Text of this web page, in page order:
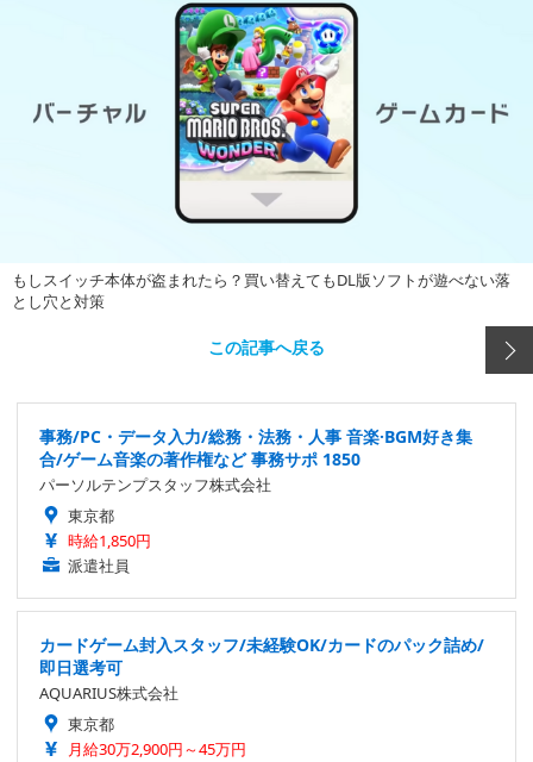
もしスイッチ本体が盗まれたら？買い替えてもDL版ソフトが遊べない落
とし穴と対策
この記事へ戻る
事務/PC・データ入力/総務・法務・人事 音楽·BGM好き集
合/ゲーム音楽の著作権など 事務サポ 1850
パーソルテンプスタッフ株式会社
東京都
時給1,850円
派遣社員
カードゲーム封入スタッフ/未経験OK/カードのパック詰め/
即日選考可
AQUARIUS株式会社
東京都
月給30万2,900円～45万円